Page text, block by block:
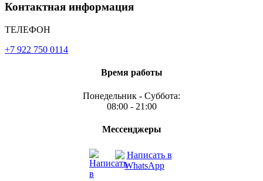
Контактная информация
ТЕЛЕФОН
+7 922 750 0114
Время работы
Понедельник - Суббота:
08:00 - 21:00
Мессенджеры